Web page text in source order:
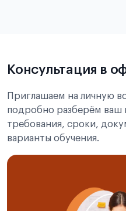
Консультация в
Приглашаем на личную
подробно разберём ваш
требования, сроки,
варианты обучения.